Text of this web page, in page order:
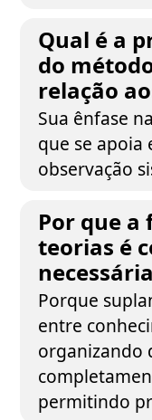
Qual é a
do
relação
Sua ênfase
que se
observação
Por que a
teorias é
Porque
entre
organizando
permitindo